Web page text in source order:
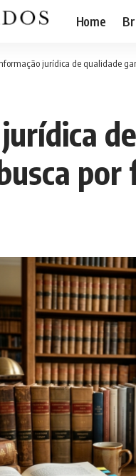
Home
jurídica de qualidade
por